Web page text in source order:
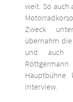
weit. So auch
Zweck
übernahm
und auch
Interview.